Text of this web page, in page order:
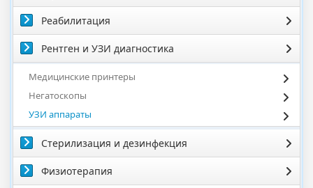
Реабилитация
Рентген и УЗИ диагностика
Медицинские принтеры
Негатоскопы
УЗИ аппараты
Стерилизация и дезинфекция
Физиотерапия